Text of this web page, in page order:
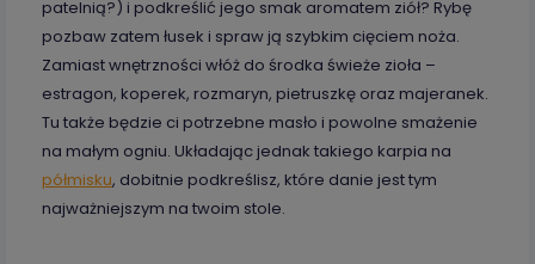
patelnią?) i podkreślić jego smak aromatem ziół? Rybę
pozbaw zatem łusek i spraw ją szybkim cięciem noża.
Zamiast wnętrzności włóż do środka świeże zioła –
estragon, koperek, rozmaryn, pietruszkę oraz majeranek.
Tu także będzie ci potrzebne masło i powolne smażenie
na małym ogniu. Układając jednak takiego karpia na
półmisku, dobitnie podkreślisz, które danie jest tym
najważniejszym na twoim stole.